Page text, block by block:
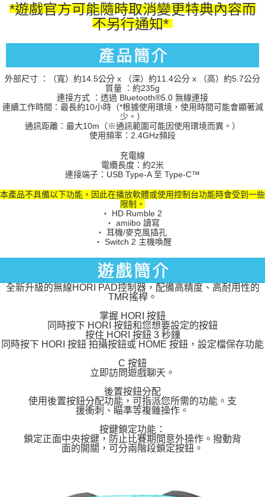
*遊戲官方可能隨時取消變更特典內容而
不另行通知*
外部尺寸 ：（寬）約14.5公分 x （深）約11.4公分 x （高）約5.7公分
質量 ：約235g
連接方式 ：透過 Bluetooth®5.0 無線連接
連續工作時間：最長約10小時（*根據使用環境，使用時間可能會顯著減
少。）
通訊距離：最大10m（※通訊範圍可能因使用環境而異。）
使用頻率：2.4GHz頻段
充電線
電纜長度：約2米
連接端子：USB Type-A 至 Type-C™
本產品不具備以下功能，因此在播放軟體或使用控制台功能時會受到一些
限制。
・ HD Rumble 2
・ amiibo 讀寫
・ 耳機/麥克風插孔
・ Switch 2 主機喚醒
全新升級的無線HORI PAD控制器，配備高精度、高耐用性的
TMR搖桿。
掌握 HORI 按鈕
同時按下 HORI 按鈕和您想要設定的按鈕
按住 HORI 按鈕 3 秒鐘
同時按下 HORI 按鈕 拍攝按鈕或 HOME 按鈕，設定檔保存功能
C 按鈕
立即訪問遊戲聊天。
後置按鈕分配
使用後置按鈕分配功能，可指派您所需的功能。支
援衝刺、瞄準等複雜操作。
按鍵鎖定功能：
鎖定正面中央按鍵，防止比賽期間意外操作。撥動背
面的開關，可分兩階段鎖定按鈕。